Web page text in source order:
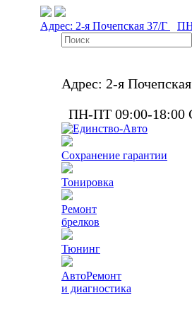
Адрес: 2-я Почепская 37/Г
Адрес: 2-я
ПН-ПТ 09:00-18:00
Сохранение гарантии
Тонировка
Ремонт
брелков
Тюнинг
АвтоРемонт
и диагностика